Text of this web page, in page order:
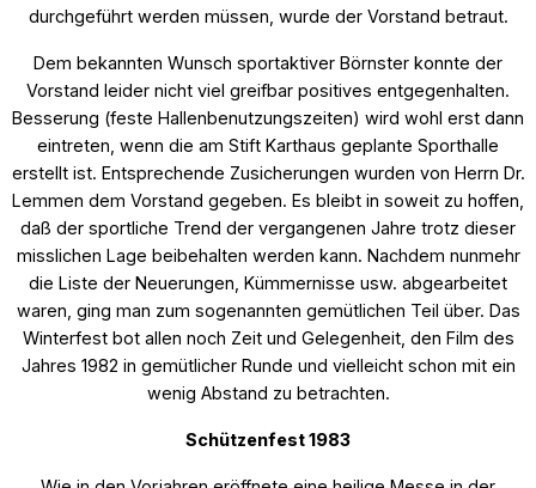
durchgeführt werden müssen, wurde der Vorstand betraut.
Dem bekannten Wunsch sportaktiver Börnster konnte der
Vorstand leider nicht viel greifbar positives entgegenhalten.
Besserung (feste Hallenbenutzungszeiten) wird wohl erst dann
eintreten, wenn die am Stift Karthaus geplante Sporthalle
erstellt ist. Entsprechende Zusicherungen wurden von Herrn Dr.
Lemmen dem Vorstand gegeben. Es bleibt in soweit zu hoffen,
daß der sportliche Trend der vergangenen Jahre trotz dieser
misslichen Lage beibehalten werden kann. Nachdem nunmehr
die Liste der Neuerungen, Kümmernisse usw. abgearbeitet
waren, ging man zum sogenannten gemütlichen Teil über. Das
Winterfest bot allen noch Zeit und Gelegenheit, den Film des
Jahres 1982 in gemütlicher Runde und vielleicht schon mit ein
wenig Abstand zu betrachten.
Schützenfest 1983